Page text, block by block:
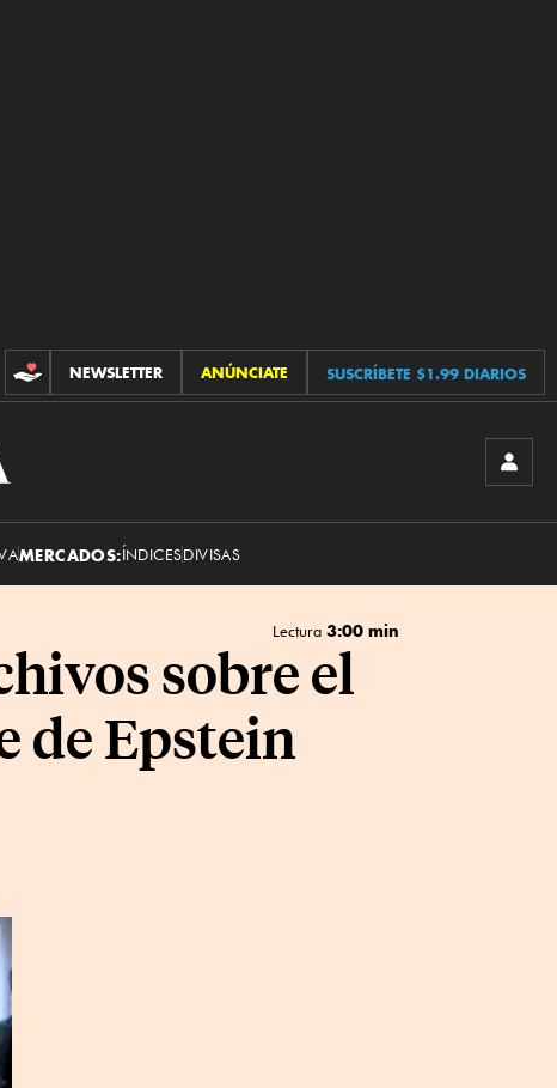
CONTRIBUCIONES
NEWSLETTER ANÚNCIATE SUSCRÍBETE $1.99 DIARIOS
MERCADOS:ÍNDICESDIVISAS
Lectura 3:00 min
sobre el
de Epstein